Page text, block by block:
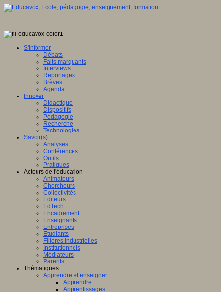
S'informer
Débats
Faits marquants
Interviews
Reportages
Brèves
Agenda
Innover
Didactique
Dispositifs
Pédagogie
Recherche
Technologies
Savoir(s)
Analyses
Conférences
Outils
Pratiques
Acteurs de l'éducation
Animateurs
Chercheurs
Collectivités
Editeurs
EdTech
Encadrement
Enseignants
Entreprises
Etudiants
Filières industrielles
Institutionnels
Médiateurs
Parents
Thématiques
Apprendre et enseigner
Apprendre
Apprentissages